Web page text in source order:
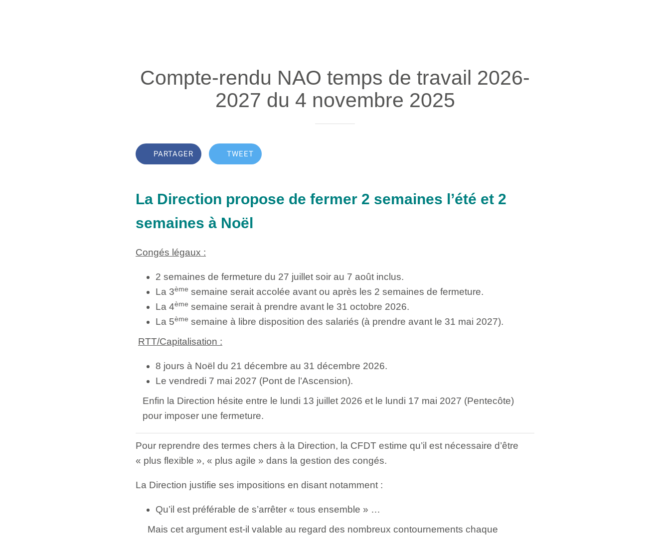
Compte-rendu NAO temps de travail 2026-
2027 du 4 novembre 2025
PARTAGER TWEET
La Direction propose de fermer 2 semaines l’été et 2
semaines à Noël
Congés légaux :
2 semaines de fermeture du 27 juillet soir au 7 août inclus.
La 3ème semaine serait accolée avant ou après les 2 semaines de fermeture.
La 4ème semaine serait à prendre avant le 31 octobre 2026.
La 5ème semaine à libre disposition des salariés (à prendre avant le 31 mai 2027).
RTT/Capitalisation :
8 jours à Noël du 21 décembre au 31 décembre 2026.
Le vendredi 7 mai 2027 (Pont de l’Ascension).
Enfin la Direction hésite entre le lundi 13 juillet 2026 et le lundi 17 mai 2027 (Pentecôte)
pour imposer une fermeture.
Pour reprendre des termes chers à la Direction, la CFDT estime qu’il est nécessaire d’être
« plus flexible », « plus agile » dans la gestion des congés.
La Direction justifie ses impositions en disant notamment :
Qu’il est préférable de s’arrêter « tous ensemble » …
Mais cet argument est-il valable au regard des nombreux contournements chaque